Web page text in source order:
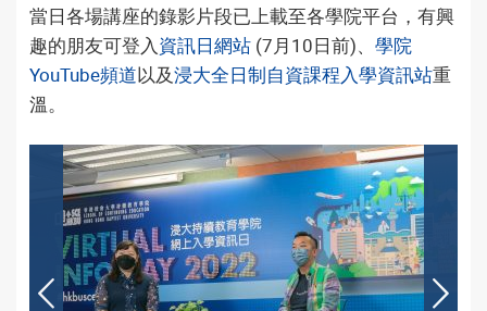
當日各場講座的錄影片段已上載至各學院平台，有興
趣的朋友可登入資訊日網站 (7月10日前)、 學院
YouTube頻道以及浸大全日制自資課程入學資訊站重
溫。